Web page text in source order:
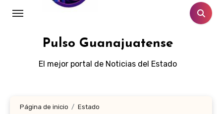
Pulso Guanajuatense
El mejor portal de Noticias del Estado
Página de inicio
Estado